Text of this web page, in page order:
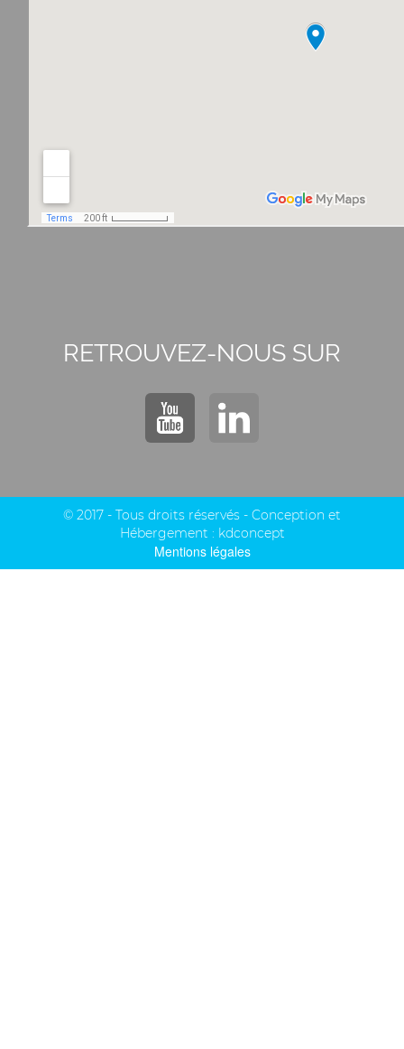
RETROUVEZ-NOUS SUR
© 2017 - Tous droits réservés - Conception et
Hébergement : kdconcept
Mentions légales